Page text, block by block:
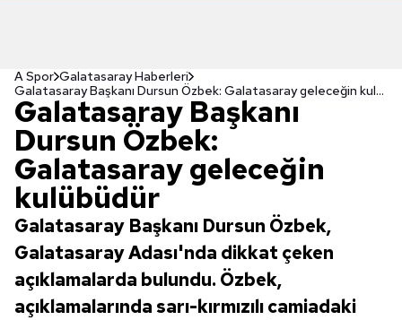
A Spor Galatasaray Haberleri
Galatasaray Başkanı Dursun Özbek: Galatasaray geleceğin kulübüdür
Galatasaray Başkanı
Dursun Özbek:
Galatasaray geleceğin
kulübüdür
Galatasaray Başkanı Dursun Özbek,
Galatasaray Adası'nda dikkat çeken
açıklamalarda bulundu. Özbek,
açıklamalarında sarı-kırmızılı camiadaki